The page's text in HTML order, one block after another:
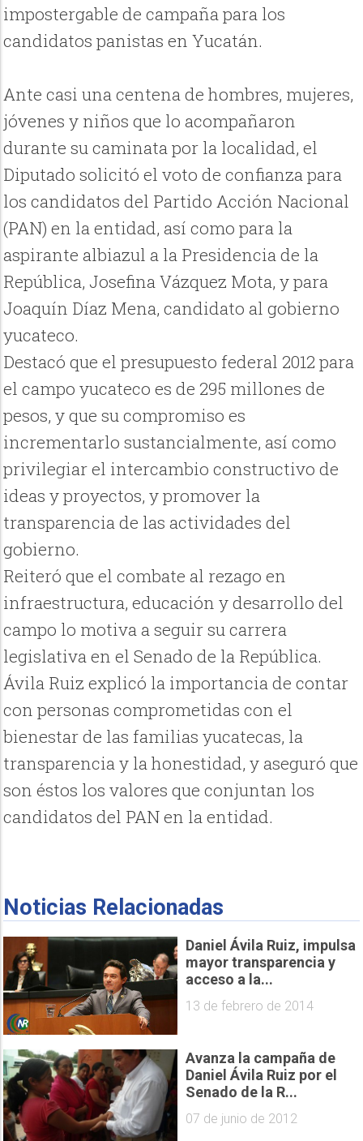
impostergable de campaña para los
candidatos panistas en Yucatán.
Ante casi una centena de hombres, mujeres,
jóvenes y niños que lo acompañaron
durante su caminata por la localidad, el
Diputado solicitó el voto de confianza para
los candidatos del Partido Acción Nacional
(PAN) en la entidad, así como para la
aspirante albiazul a la Presidencia de la
República, Josefina Vázquez Mota, y para
Joaquín Díaz Mena, candidato al gobierno
yucateco.
Destacó que el presupuesto federal 2012 para
el campo yucateco es de 295 millones de
pesos, y que su compromiso es
incrementarlo sustancialmente, así como
privilegiar el intercambio constructivo de
ideas y proyectos, y promover la
transparencia de las actividades del
gobierno.
Reiteró que el combate al rezago en
infraestructura, educación y desarrollo del
campo lo motiva a seguir su carrera
legislativa en el Senado de la República.
Ávila Ruiz explicó la importancia de contar
con personas comprometidas con el
bienestar de las familias yucatecas, la
transparencia y la honestidad, y aseguró que
son éstos los valores que conjuntan los
candidatos del PAN en la entidad.
Noticias Relacionadas
Daniel Ávila Ruiz, impulsa
mayor transparencia y
acceso a la...
13 de febrero de 2014
Avanza la campaña de
Daniel Ávila Ruiz por el
Senado de la R...
07 de junio de 2012